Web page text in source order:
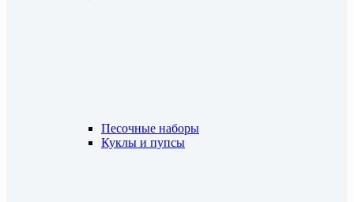
Песочные наборы
Куклы и пупсы